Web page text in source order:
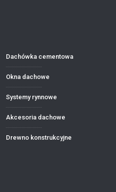
Dachówka cementowa
Okna dachowe
Systemy rynnowe
Akcesoria dachowe
Drewno konstrukcyjne